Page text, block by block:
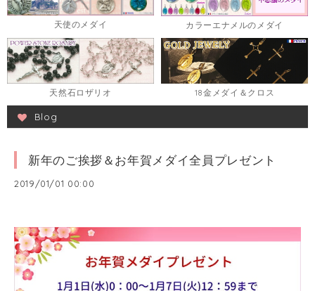
天使のメダイ カラーエナメルのメダイ
天然石ロザリオ 18金メダイ＆クロス
Blog
新年のご挨拶＆お年賀メダイ全員プレゼント
2019/01/01 00:00